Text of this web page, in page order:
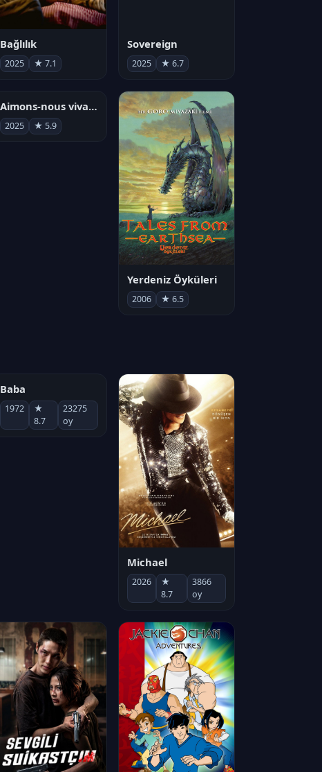
Bağlılık
2025 ★ 7.1
Sovereign
2025 ★ 6.7
Yerdeniz Öyküleri
2006 ★ 6.5
Michael
2026
★
8.7
3866
oy